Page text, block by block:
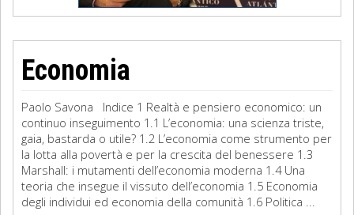
Economia
Paolo Savona Indice 1 Realtà e pensiero economico: un
continuo inseguimento 1.1 L’economia: una scienza triste,
gaia, bastarda o utile? 1.2 L’economia come strumento per
la lotta alla povertà e per la crescita del benessere 1.3
Marshall: i mutamenti dell’economia moderna 1.4 Una
teoria che insegue il vissuto dell’economia 1.5 Economia
degli individui ed economia della comunità 1.6 Politica ...